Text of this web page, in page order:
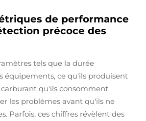
de performance
précoce des
tels que la durée
équipements, ce qu'ils produisent
qu'ils consomment
les problèmes avant qu'ils ne
Parfois, ces chiffres révèlent des